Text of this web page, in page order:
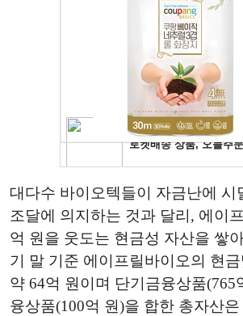
대다수 바이오텍들이 자금난에 시
조달에 의지하는 것과 달리, 에이
억 원을 웃도는 현금성 자산을 쌓
기 말 기준 에이프릴바이오의 현
약 64억 원이며 단기금융상품(765
융상품(100억 원)을 합한 총자산은